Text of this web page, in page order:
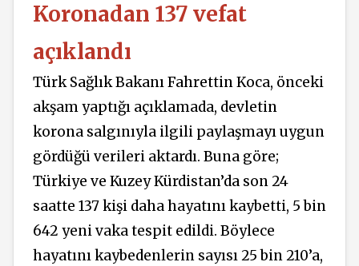
Koronadan 137 vefat
açıklandı
Türk Sağlık Bakanı Fahrettin Koca, önceki
akşam yaptığı açıklamada, devletin
korona salgınıyla ilgili paylaşmayı uygun
gördüğü verileri aktardı. Buna göre;
Türkiye ve Kuzey Kürdistan’da son 24
saatte 137 kişi daha hayatını kaybetti, 5 bin
642 yeni vaka tespit edildi. Böylece
hayatını kaybedenlerin sayısı 25 bin 210’a,